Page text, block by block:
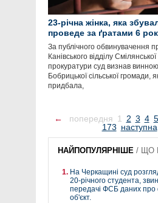
23-річна жінка, яка
проведе за ґратами 6
За публічного обвинувачення
Канівського відділу
прокуратури суд визнав
Бобрицької сільської громади,
придбала,
← попередня 1 2 3 4 5
173 наступна
НАЙПОПУЛЯРНІШЕ / ЩО
На Черкащині суд
20-річного студента,
передачі ФСБ даних про
об'єкт.